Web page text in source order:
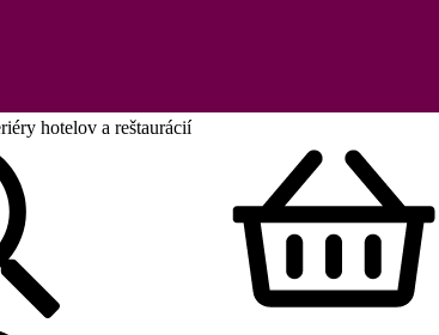
hotelov a reštaurácií